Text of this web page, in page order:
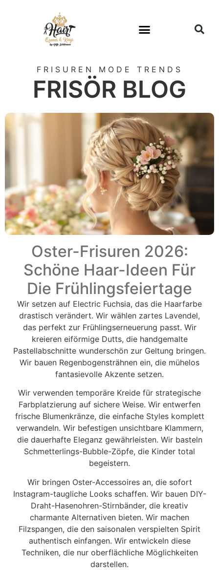
FRISUREN MODE TRENDS
FRISÖR BLOG
Oster-Frisuren 2026:
Schöne Haar-Ideen Für
Die Frühlingsfeiertage
Wir setzen auf Electric Fuchsia, das die Haarfarbe
drastisch verändert. Wir wählen zartes Lavendel,
das perfekt zur Frühlingserneuerung passt. Wir
kreieren eiförmige Dutts, die handgemalte
Pastellabschnitte wunderschön zur Geltung bringen.
Wir bauen Regenbogensträhnen ein, die mühelos
fantasievolle Akzente setzen.
Wir verwenden temporäre Kreide für strategische
Farbplatzierung auf sichere Weise. Wir entwerfen
frische Blumenkränze, die einfache Styles komplett
verwandeln. Wir befestigen unsichtbare Klammern,
die dauerhafte Eleganz gewährleisten. Wir basteln
Schmetterlings-Bubble-Zöpfe, die Kinder total
begeistern.
Wir bringen Oster-Accessoires an, die sofort
Instagram-taugliche Looks schaffen. Wir bauen DIY-
Draht-Hasenohren-Stirnbänder, die kreativ
charmante Alternativen bieten. Wir machen
Filzspangen, die den saisonalen verspielten Spirit
authentisch einfangen. Wir entwickeln diese
Techniken, die nur oberflächliche Möglichkeiten
darstellen.